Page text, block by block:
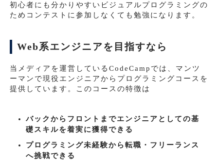
初心者にも分かりやすいビジュアルプログラミングの
ためコンテストに参加しなくても勉強になります。
Web系エンジニアを目指すなら
当メディアを運営しているCodeCampでは、マンツ
ーマンで現役エンジニアからプログラミングコースを
提供しています。このコースの特徴は
バックからフロントまでエンジニアとしての基
礎スキルを着実に獲得できる
プログラミング未経験から転職・フリーランス
へ挑戦できる